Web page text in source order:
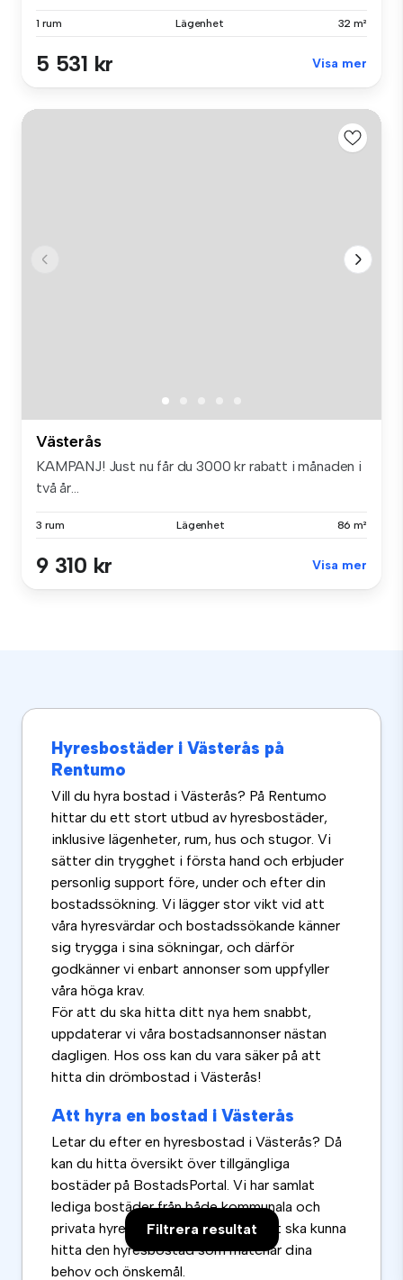
Filtrera resultat
1 rum Lägenhet 32 m²
5 531 kr Visa mer
Västerås
KAMPANJ! Just nu får du 3000 kr rabatt i månaden i
två år...
3 rum Lägenhet 86 m²
9 310 kr Visa mer
Hyresbostäder i Västerås på
Rentumo
Vill du hyra bostad i Västerås? På Rentumo
hittar du ett stort utbud av hyresbostäder,
inklusive lägenheter, rum, hus och stugor. Vi
sätter din trygghet i första hand och erbjuder
personlig support före, under och efter din
bostadssökning. Vi lägger stor vikt vid att
våra hyresvärdar och bostadssökande känner
sig trygga i sina sökningar, och därför
godkänner vi enbart annonser som uppfyller
våra höga krav.
För att du ska hitta ditt nya hem snabbt,
uppdaterar vi våra bostadsannonser nästan
dagligen. Hos oss kan du vara säker på att
hitta din drömbostad i Västerås!
Att hyra en bostad i Västerås
Letar du efter en hyresbostad i Västerås? Då
kan du hitta översikt över tillgängliga
bostäder på BostadsPortal. Vi har samlat
lediga bostäder från både kommunala och
privata hyresvärdar för att du enkelt ska kunna
hitta den hyresbostad som matchar dina
behov och önskemål.